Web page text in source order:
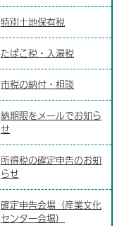
特別土地保有税
たばこ税・入湯税
市税の納付・相談
納期限をメールでお知ら
せ
所得税の確定申告のお知
らせ
確定申告会場（産業文化
センター会場）